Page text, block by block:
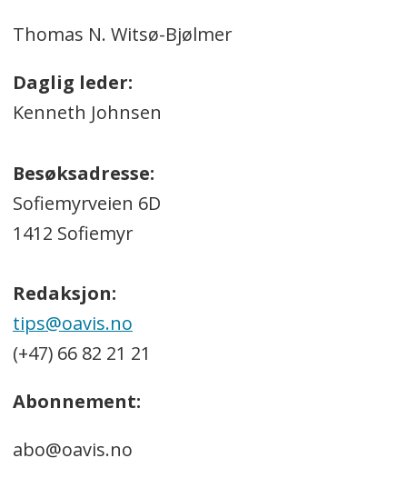
Thomas N. Witsø-Bjølmer
Daglig leder:
Kenneth Johnsen
Besøksadresse:
Sofiemyrveien 6D
1412 Sofiemyr
Redaksjon:
tips@oavis.no
(+47) 66 82 21 21
Abonnement:
abo@oavis.no